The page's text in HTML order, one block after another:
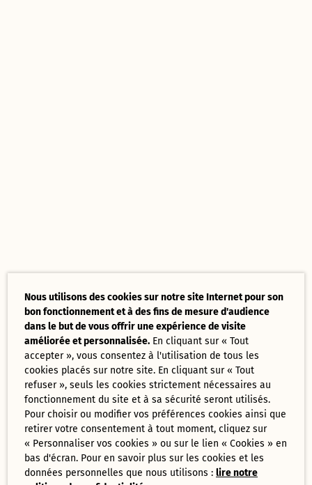
Nous utilisons des cookies sur notre site Internet pour son
bon fonctionnement et à des fins de mesure d'audience
dans le but de vous offrir une expérience de visite
améliorée et personnalisée. En cliquant sur « Tout
accepter », vous consentez à l'utilisation de tous les
cookies placés sur notre site. En cliquant sur « Tout
refuser », seuls les cookies strictement nécessaires au
fonctionnement du site et à sa sécurité seront utilisés.
Pour choisir ou modifier vos préférences cookies ainsi que
retirer votre consentement à tout moment, cliquez sur
« Personnaliser vos cookies » ou sur le lien « Cookies » en
bas d'écran. Pour en savoir plus sur les cookies et les
données personnelles que nous utilisons :lire notre